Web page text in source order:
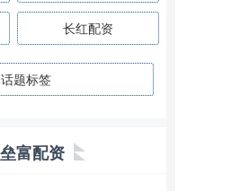
长红配资
题标签
富配资